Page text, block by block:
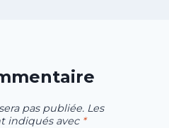
pas publiée. Les
indiqués avec *